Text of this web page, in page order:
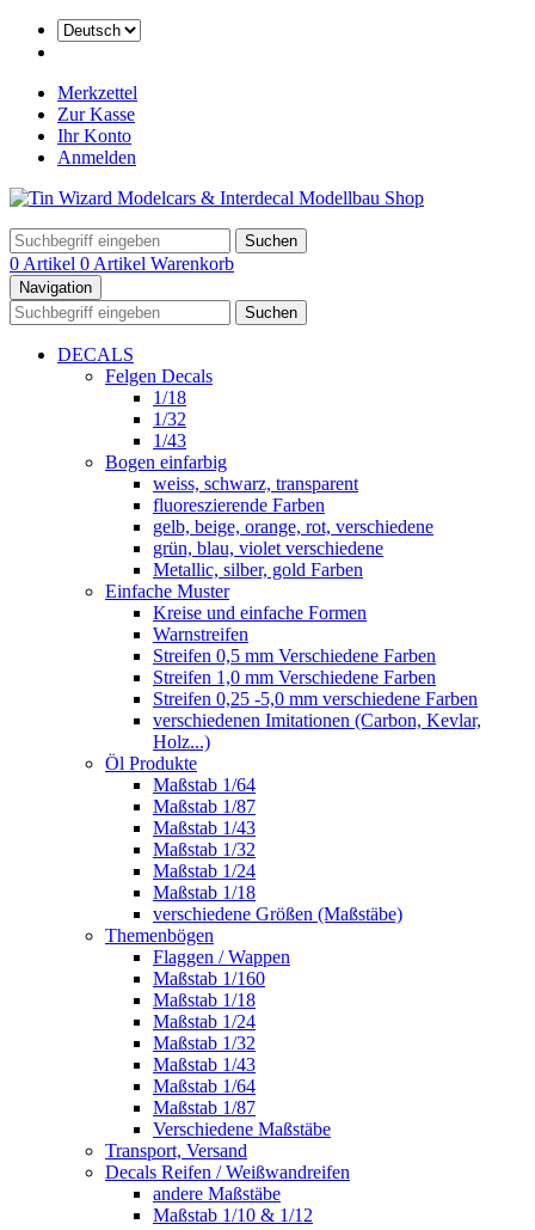
Merkzettel
Zur Kasse
Ihr Konto
Anmelden
Suchen
0 Artikel 0 Artikel Warenkorb
Navigation
Suchen
DECALS
Felgen Decals
1/18
1/32
1/43
Bogen einfarbig
weiss, schwarz, transparent
fluoreszierende Farben
gelb, beige, orange, rot, verschiedene
grün, blau, violet verschiedene
Metallic, silber, gold Farben
Einfache Muster
Kreise und einfache Formen
Warnstreifen
Streifen 0,5 mm Verschiedene Farben
Streifen 1,0 mm Verschiedene Farben
Streifen 0,25 -5,0 mm verschiedene Farben
verschiedenen Imitationen (Carbon, Kevlar,
Holz...)
Öl Produkte
Maßstab 1/64
Maßstab 1/87
Maßstab 1/43
Maßstab 1/32
Maßstab 1/24
Maßstab 1/18
verschiedene Größen (Maßstäbe)
Themenbögen
Flaggen / Wappen
Maßstab 1/160
Maßstab 1/18
Maßstab 1/24
Maßstab 1/32
Maßstab 1/43
Maßstab 1/64
Maßstab 1/87
Verschiedene Maßstäbe
Transport, Versand
Decals Reifen / Weißwandreifen
andere Maßstäbe
Maßstab 1/10 & 1/12